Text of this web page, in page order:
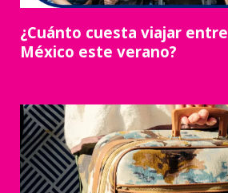
¿Cuánto cuesta viajar
México este verano?